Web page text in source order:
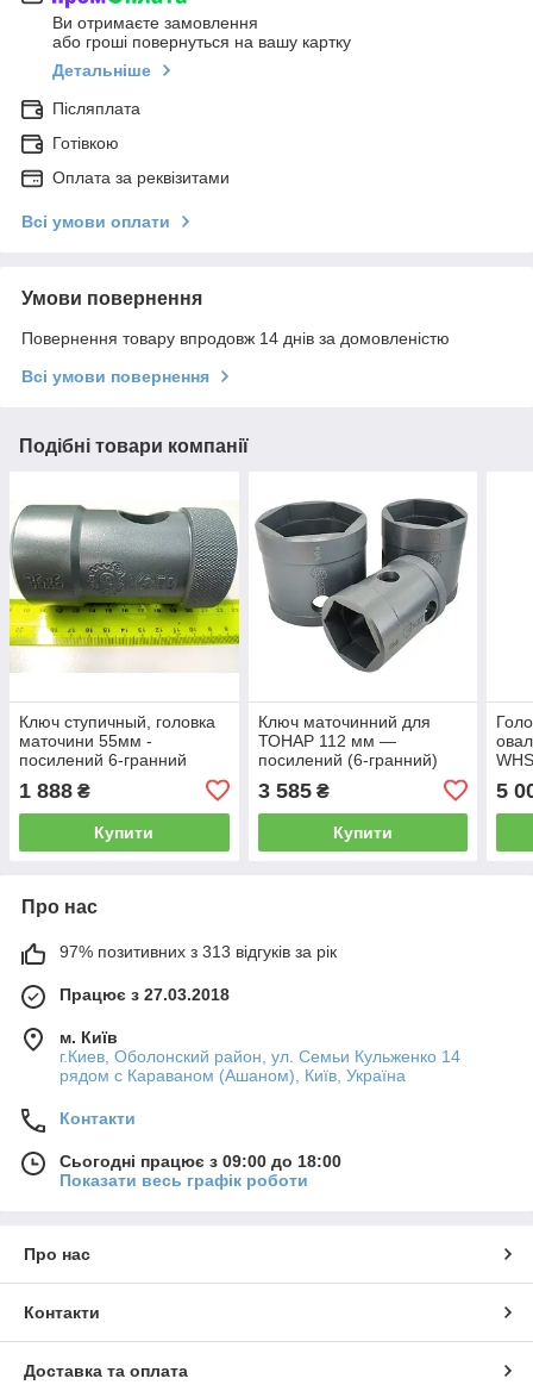
Ви отримаєте замовлення
або гроші повернуться на вашу картку
Детальніше
Післяплата
Готівкою
Оплата за реквізитами
Всі умови оплати
Умови повернення
Повернення товару впродовж 14 днів за домовленістю
Всі умови повернення
Подібні товари компанії
Ключ ступичный, головка
маточини 55мм -
посилений 6-гранний
1 888 ₴
Купити
Ключ маточинний для
ТОНАР 112 мм —
посилений (6-гранний)
3 585₴
Купити
5
Про нас
97% позитивних з 313 відгуків за рік
Працює з 27.03.2018
м. Київ
г.Киев, Оболонский район, ул. Семьи Кульженко 14
рядом с Караваном (Ашаном), Київ, Україна
Контакти
Сьогодні працює з 09:00 до 18:00
Показати весь графік роботи
Про нас
Контакти
Доставка та оплата